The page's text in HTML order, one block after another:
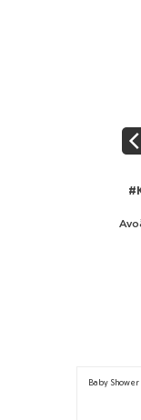
Baby Shower